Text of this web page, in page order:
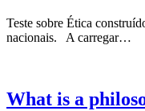
Teste sobre Ética
nacionais. A carregar…
What is a